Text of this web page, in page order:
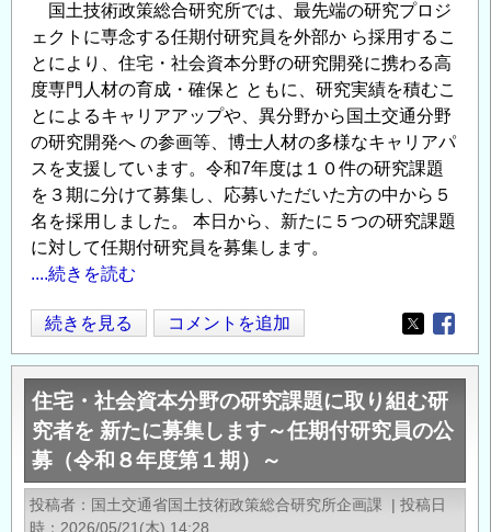
国土技術政策総合研究所では、最先端の研究プロジ
ェクトに専念する任期付研究員を外部か ら採用するこ
とにより、住宅・社会資本分野の研究開発に携わる高
度専門人材の育成・確保と ともに、研究実績を積むこ
とによるキャリアアップや、異分野から国土交通分野
の研究開発へ の参画等、博士人材の多様なキャリアパ
スを支援しています。令和7年度は１０件の研究課題
を３期に分けて募集し、応募いただいた方の中から５
名を採用しました。 本日から、新たに５つの研究課題
に対して任期付研究員を募集します。
....続きを読む
【URL
訂
正】
住
宅・
社
会
資
続きを見る コメントを追加
Opens in
住宅・社会資本分野の研究課題に取り組む研
究者を 新たに募集します～任期付研究員の公
募（令和８年度第１期）～
投稿者 国土交通省国土技術政策総合研究所企画課 | 投稿日
時
2026/05/21(木) 14:28